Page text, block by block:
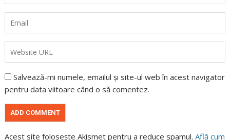
Salvează-mi numele, emailul și site-ul web în acest navigator
pentru data viitoare când o să comentez.
Acest site folosește Akismet pentru a reduce spamul.Află cum